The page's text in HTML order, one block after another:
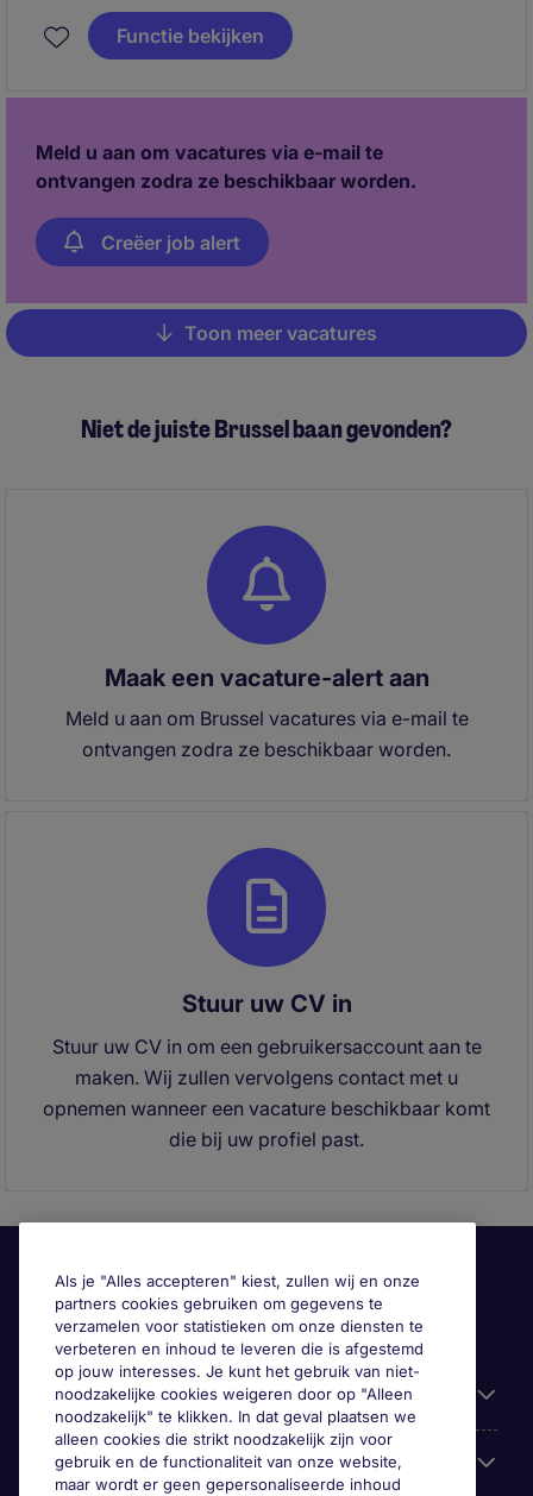
Functie bekijken
Meld u aan om vacatures via e-mail te
ontvangen zodra ze beschikbaar worden.
Creëer job alert
Pagination
Toon meer vacatures
Niet de juiste Brussel baan gevonden?
Maak een vacature-alert aan
Meld u aan om Brussel vacatures via e-mail te
ontvangen zodra ze beschikbaar worden.
Stuur uw CV in
Stuur uw CV in om een gebruikersaccount aan te
maken. Wij zullen vervolgens contact met u
opnemen wanneer een vacature beschikbaar komt
die bij uw profiel past.
Gebruiksvriendelijke informatie
Prix
Als je "Alles accepteren" kiest, zullen wij en onze
partners cookies gebruiken om gegevens te
verzamelen voor statistieken om onze diensten te
verbeteren en inhoud te leveren die is afgestemd
op jouw interesses. Je kunt het gebruik van niet-
noodzakelijke cookies weigeren door op "Alleen
noodzakelijk" te klikken. In dat geval plaatsen we
alleen cookies die strikt noodzakelijk zijn voor
gebruik en de functionaliteit van onze website,
maar wordt er geen gepersonaliseerde inhoud